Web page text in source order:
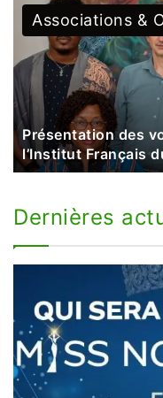
Associations &
Présentation des
l’Institut Français
Douala par un
Dernières